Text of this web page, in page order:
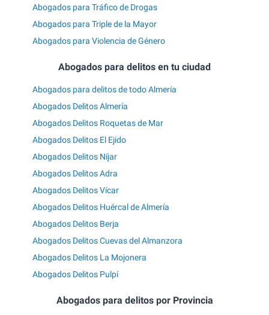
Abogados para Tráfico de Drogas
Abogados para Triple de la Mayor
Abogados para Violencia de Género
Abogados para delitos en tu ciudad
Abogados para delitos de todo Almería
Abogados Delitos Almería
Abogados Delitos Roquetas de Mar
Abogados Delitos El Ejido
Abogados Delitos Níjar
Abogados Delitos Adra
Abogados Delitos Vícar
Abogados Delitos Huércal de Almería
Abogados Delitos Berja
Abogados Delitos Cuevas del Almanzora
Abogados Delitos La Mojonera
Abogados Delitos Pulpí
Abogados para delitos por Provincia